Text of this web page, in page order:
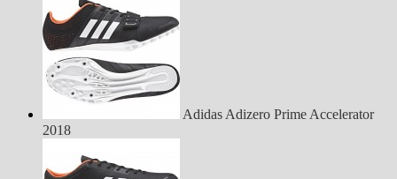
Adidas Adizero Prime Accelerator
2018